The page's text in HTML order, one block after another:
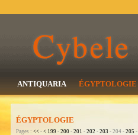
ANTIQUARIA ÉGYPTOLOGIE
ÉGYPTOLOGIE
Pages : << - < 199 - 200 - 201 - 202 - 203 - 204 - 205 -